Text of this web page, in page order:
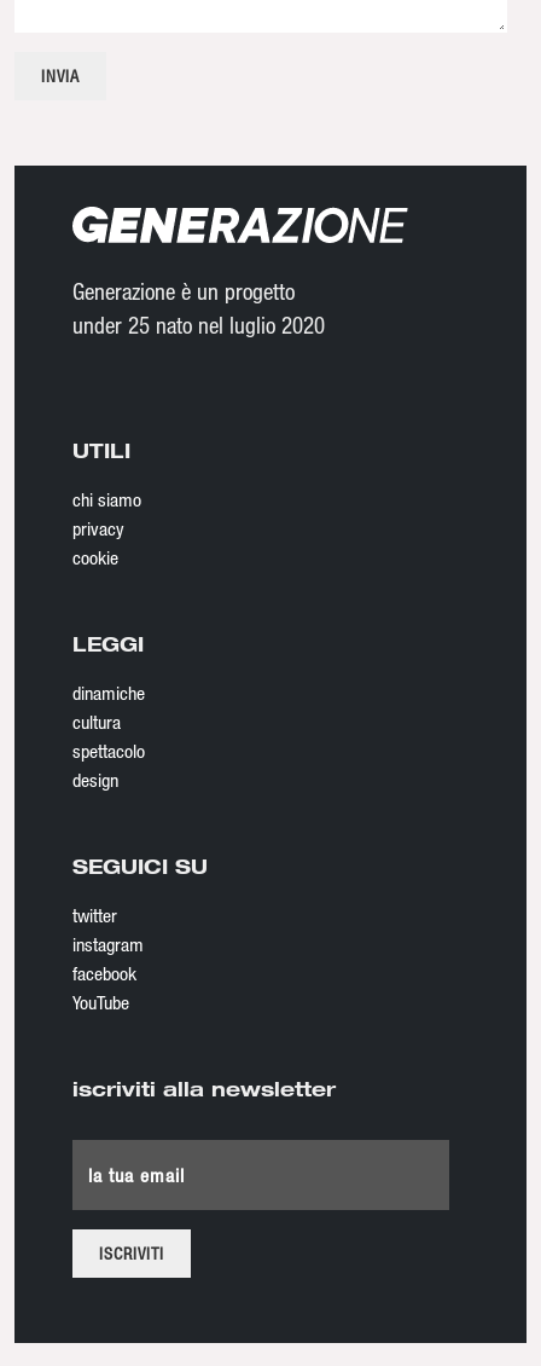
Generazione è un progetto
under 25 nato nel luglio 2020
UTILI
chi siamo
privacy
cookie
LEGGI
dinamiche
cultura
spettacolo
design
SEGUICI SU
twitter
instagram
facebook
YouTube
iscriviti alla newsletter
la tua email